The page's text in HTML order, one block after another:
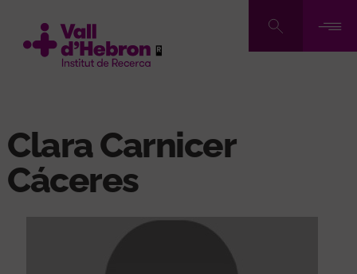
contenido
Clara Carnicer
Cáceres